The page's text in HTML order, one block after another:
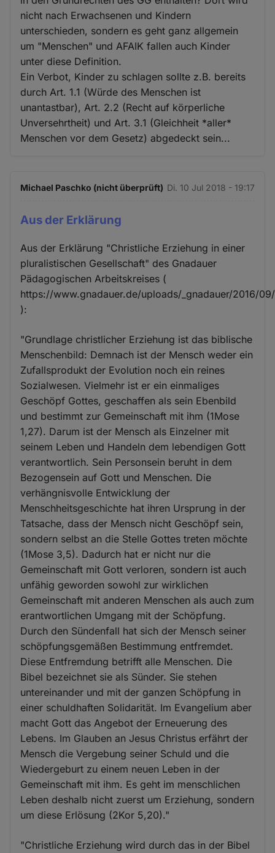
nicht nach Erwachsenen und Kindern
unterschieden, sondern es geht ganz allgemein
um "Menschen" und AFAIK fallen auch Kinder
unter diese Definition.
Ein Verbot, Kinder zu schlagen sollte z.B. bereits
durch Art. 1.1 (Würde des Menschen ist
unantastbar), Art. 2.2 (Recht auf körperliche
Unversehrtheit) und Art. 3.1 (Gleichheit *aller*
Menschen vor dem Gesetz) abgedeckt sein...
Michael Paschko (nicht überprüft) Di. 10 Jul 2018 - 19:17
Aus der Erklärung
Aus der Erklärung "Christliche Erziehung in einer
pluralistischen Gesellschaft" des Gnadauer
Pädagogischen Arbeitskreises (
https://www.gnadauer.de/uploads/_gnadauer/2016/
):
"Grundlage christlicher Erziehung ist das biblische
Menschenbild: Demnach ist der Mensch weder ein
Zufallsprodukt der Evolution noch ein reines
Sozialwesen. Vielmehr ist er ein einmaliges
Geschöpf Gottes, geschaffen als sein Ebenbild
und bestimmt zur Gemeinschaft mit ihm (1Mose
1,27). Darum ist der Mensch als Einzelner mit
seinem Leben und Handeln dem lebendigen Gott
verantwortlich. Sein Personsein beruht in dem
Bezogensein auf Gott und Menschen. Die
verhängnisvolle Entwicklung der
Menschheitsgeschichte hat ihren Ursprung in der
Tatsache, dass der Mensch nicht Geschöpf sein,
sondern selbst an die Stelle Gottes treten möchte
(1Mose 3,5). Dadurch hat er nicht nur die
Gemeinschaft mit Gott verloren, sondern ist auch
unfähig geworden sowohl zur wirklichen
Gemeinschaft mit anderen Menschen als auch zum
erantwortlichen Umgang mit der Schöpfung.
Durch den Sündenfall hat sich der Mensch seiner
schöpfungsgemäßen Bestimmung entfremdet.
Diese Entfremdung betrifft alle Menschen. Die
Bibel bezeichnet sie als Sünder. Sie stehen
untereinander und mit der ganzen Schöpfung in
einer schuldhaften Solidarität. Im Evangelium aber
macht Gott das Angebot der Erneuerung des
Lebens. Im Glauben an Jesus Christus erfährt der
Mensch die Vergebung seiner Schuld und die
Wiedergeburt zu einem neuen Leben in der
Gemeinschaft mit ihm. Es geht im menschlichen
Leben deshalb nicht zuerst um Erziehung, sondern
um diese Erlösung (2Kor 5,20)."
"Christliche Erziehung wird durch das in der Bibel